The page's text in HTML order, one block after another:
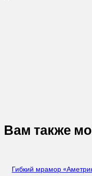
Вам также
Гибкий мрамор